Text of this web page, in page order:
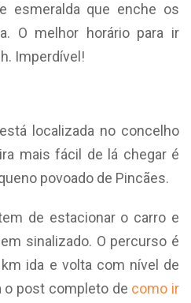
esmeralda que enche os
O melhor horário para ir
Imperdível!
localizada no concelho
mais fácil de lá chegar é
povoado de Pincães.
de estacionar o carro e
sinalizado. O percurso é
ida e volta com nível de
o post completo de como ir